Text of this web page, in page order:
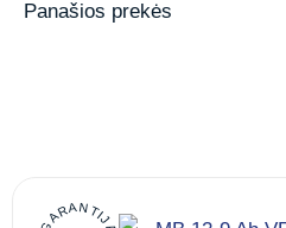
Panašios prekės
GARANTIJA